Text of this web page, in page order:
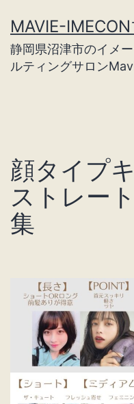
ン
テ
キ
プ
MAVIE-
静岡県沼津市のイメ
ルティングサロン
顔タイプ
ストレー
集